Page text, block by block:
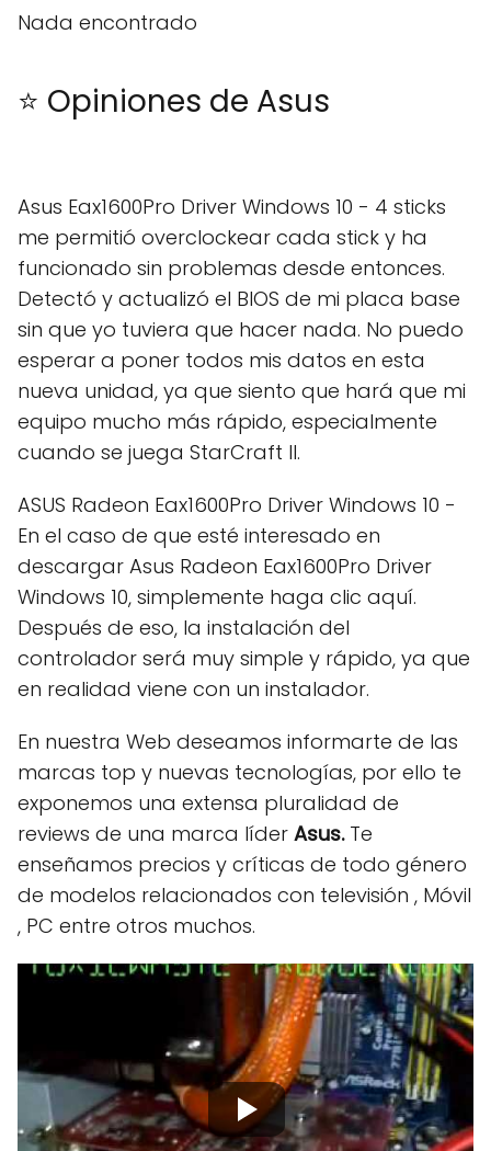
Nada encontrado
⭐ Opiniones de Asus
Asus Eax1600Pro Driver Windows 10 - 4 sticks
me permitió overclockear cada stick y ha
funcionado sin problemas desde entonces.
Detectó y actualizó el BIOS de mi placa base
sin que yo tuviera que hacer nada. No puedo
esperar a poner todos mis datos en esta
nueva unidad, ya que siento que hará que mi
equipo mucho más rápido, especialmente
cuando se juega StarCraft II.
ASUS Radeon Eax1600Pro Driver Windows 10 -
En el caso de que esté interesado en
descargar Asus Radeon Eax1600Pro Driver
Windows 10, simplemente haga clic aquí.
Después de eso, la instalación del
controlador será muy simple y rápido, ya que
en realidad viene con un instalador.
En nuestra Web deseamos informarte de las
marcas top y nuevas tecnologías, por ello te
exponemos una extensa pluralidad de
reviews de una marca líder Asus.Te
enseñamos precios y críticas de todo género
de modelos relacionados con televisión , Móvil
, PC entre otros muchos.